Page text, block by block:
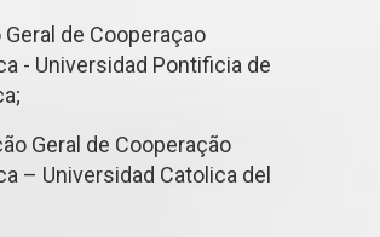
de Cooperaçao
- Universidad Pontificia de
Geral de Cooperação
– Universidad Catolica del